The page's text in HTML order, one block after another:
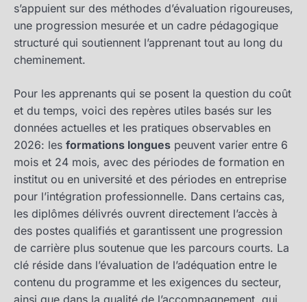
s’appuient sur des méthodes d’évaluation rigoureuses,
une progression mesurée et un cadre pédagogique
structuré qui soutiennent l’apprenant tout au long du
cheminement.
Pour les apprenants qui se posent la question du coût
et du temps, voici des repères utiles basés sur les
données actuelles et les pratiques observables en
2026: les formations longues peuvent varier entre 6
mois et 24 mois, avec des périodes de formation en
institut ou en université et des périodes en entreprise
pour l’intégration professionnelle. Dans certains cas,
les diplômes délivrés ouvrent directement l’accès à
des postes qualifiés et garantissent une progression
de carrière plus soutenue que les parcours courts. La
clé réside dans l’évaluation de l’adéquation entre le
contenu du programme et les exigences du secteur,
ainsi que dans la qualité de l’accompagnement, qui